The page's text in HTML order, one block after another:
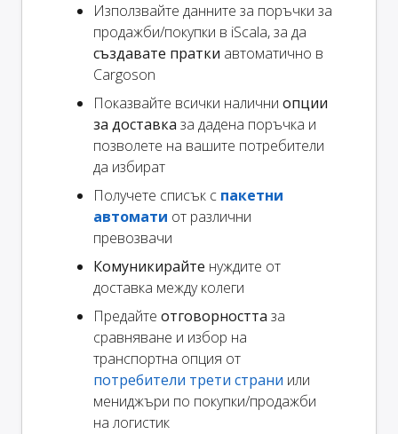
Използвайте данните за поръчки за
продажби/покупки в iScala, за да
създавате пратки автоматично в
Cargoson
Показвайте всички налични опции
за доставка за дадена поръчка и
позволете на вашите потребители
да избират
Получете списък с пакетни
автомати от различни
превозвачи
Комуникирайте нуждите от
доставка между колеги
Предайте отговорността за
сравняване и избор на
транспортна опция от
потребители трети страни или
мениджъри по покупки/продажби
на логистик